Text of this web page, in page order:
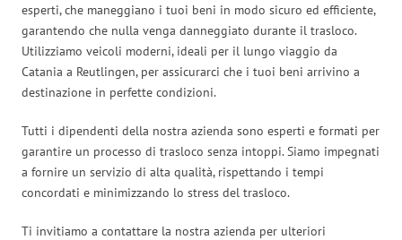
esperti, che maneggiano i tuoi beni in modo sicuro ed efficiente,
garantendo che nulla venga danneggiato durante il trasloco.
Utilizziamo veicoli moderni, ideali per il lungo viaggio da
Catania a Reutlingen, per assicurarci che i tuoi beni arrivino a
destinazione in perfette condizioni.
Tutti i dipendenti della nostra azienda sono esperti e formati per
garantire un processo di trasloco senza intoppi. Siamo impegnati
a fornire un servizio di alta qualità, rispettando i tempi
concordati e minimizzando lo stress del trasloco.
Ti invitiamo a contattare la nostra azienda per ulteriori